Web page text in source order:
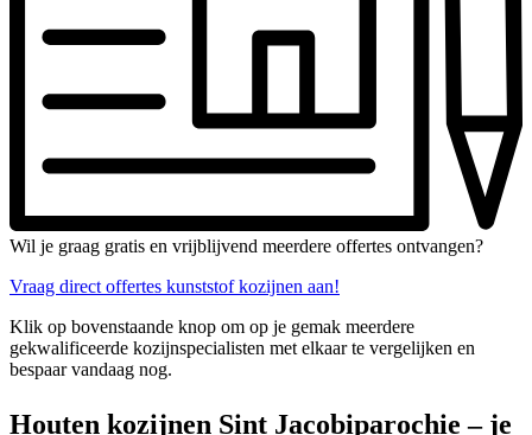
Wil je graag gratis en vrijblijvend meerdere offertes ontvangen?
Vraag direct offertes kunststof kozijnen aan!
Klik op bovenstaande knop om op je gemak meerdere
gekwalificeerde kozijnspecialisten met elkaar te vergelijken en
bespaar vandaag nog.
Houten kozijnen Sint Jacobiparochie – je